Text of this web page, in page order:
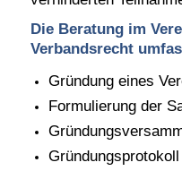
Die Beratung im
Verbandsrecht
Gründung eines
Formulierung der
Gründungsprotokoll